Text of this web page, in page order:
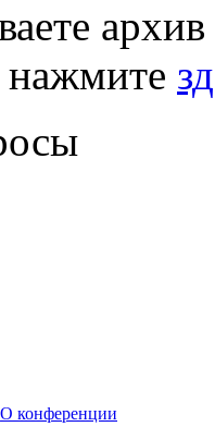
нажмите
О конференции